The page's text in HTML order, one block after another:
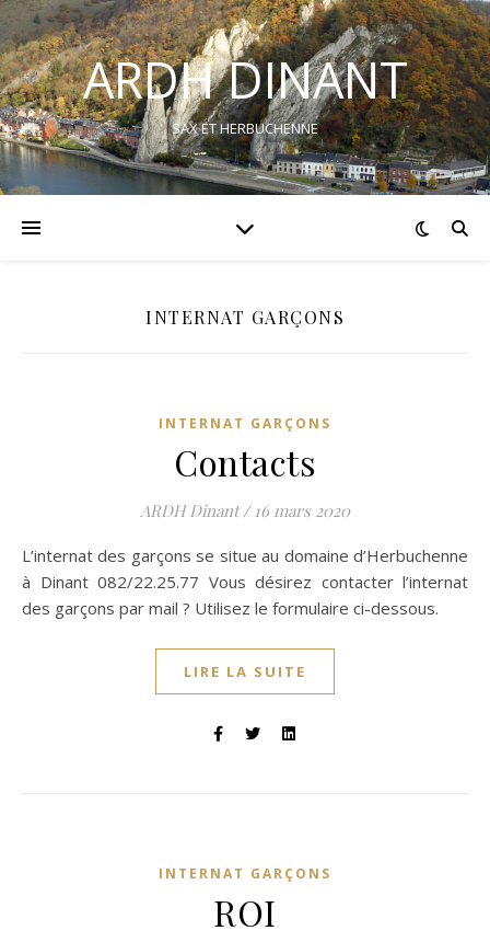
ARDH DINANT
SAX ET HERBUCHENNE
INTERNAT GARÇONS
INTERNAT GARÇONS
Contacts
ARDH Dinant / 16 mars 2020
L’internat des garçons se situe au domaine d’Herbuchenne
à Dinant 082/22.25.77 Vous désirez contacter l’internat
des garçons par mail ? Utilisez le formulaire ci-dessous.
LIRE LA SUITE
INTERNAT GARÇONS
ROI